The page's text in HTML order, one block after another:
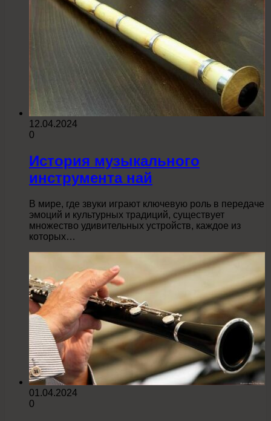
12.04.2024
0
История музыкального
инструмента най
В мире, где звуки играют ключевую роль в передаче
эмоций и культурных традиций, существует
множество удивительных устройств, каждое из
которых…
01.04.2024
0